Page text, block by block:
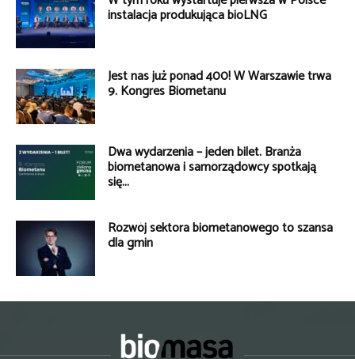
instalacja produkująca bioLNG
Jest nas już ponad 400! W Warszawie trwa
9. Kongres Biometanu
Dwa wydarzenia – jeden bilet. Branża
biometanowa i samorządowcy spotkają
się...
Rozwój sektora biometanowego to szansa
dla gmin